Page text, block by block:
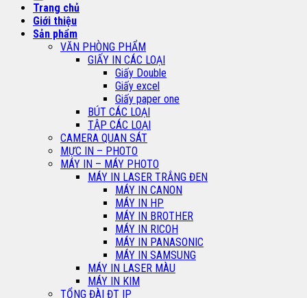
Trang chủ
Giới thiệu
Sản phẩm
VĂN PHÒNG PHẨM
GIẤY IN CÁC LOẠI
Giấy Double
Giấy excel
Giấy paper one
BÚT CÁC LOẠI
TẬP CÁC LOẠI
CAMERA QUAN SÁT
MỰC IN – PHOTO
MÁY IN – MÁY PHOTO
MÁY IN LASER TRẮNG ĐEN
MÁY IN CANON
MÁY IN HP
MÁY IN BROTHER
MÁY IN RICOH
MÁY IN PANASONIC
MÁY IN SAMSUNG
MÁY IN LASER MÀU
MÁY IN KIM
TỔNG ĐÀI ĐT IP